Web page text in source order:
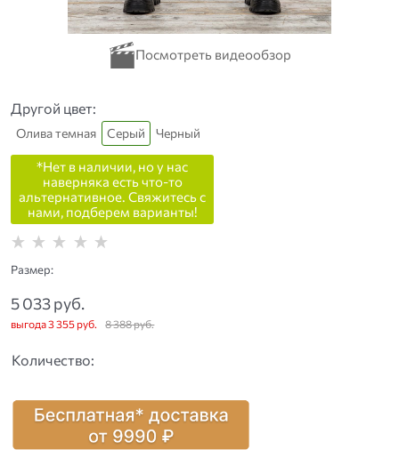
Другой цвет:
Олива темная Серый Черный
*Нет в наличии, но у нас
наверняка есть что-то
альтернативное. Свяжитесь с
нами, подберем варианты!
Размер:
8 388 руб.
5 033 руб.
выгода3 355 руб.
Количество: